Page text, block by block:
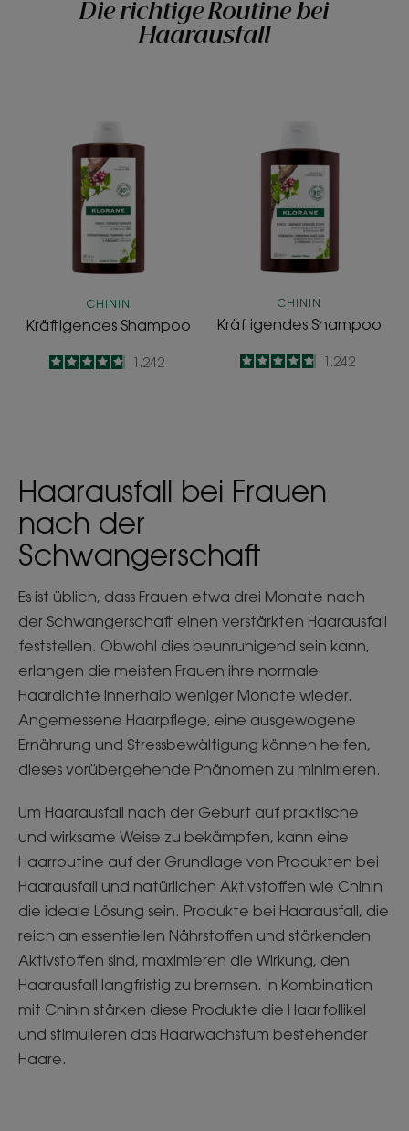
Die richtige Routine bei
Haarausfall
Shampoo
CHININ
Kräftigendes Shampoo
4.8
/51.242
CHININ
Kräftigendes Shampoo
4.8
/51.242
Haarausfall bei Frauen
nach der
Schwangerschaft
Es ist üblich, dass Frauen etwa drei Monate nach
der Schwangerschaft einen verstärkten Haarausfall
feststellen. Obwohl dies beunruhigend sein kann,
erlangen die meisten Frauen ihre normale
Haardichte innerhalb weniger Monate wieder.
Angemessene Haarpflege, eine ausgewogene
Ernährung und Stressbewältigung können helfen,
dieses vorübergehende Phänomen zu minimieren.
Um Haarausfall nach der Geburt auf praktische
und wirksame Weise zu bekämpfen, kann eine
Haarroutine auf der Grundlage von Produkten bei
Haarausfall und natürlichen Aktivstoffen wie Chinin
die ideale Lösung sein. Produkte bei Haarausfall, die
reich an essentiellen Nährstoffen und stärkenden
Aktivstoffen sind, maximieren die Wirkung, den
Haarausfall langfristig zu bremsen. In Kombination
mit Chinin stärken diese Produkte die Haarfollikel
und stimulieren das Haarwachstum bestehender
Haare.